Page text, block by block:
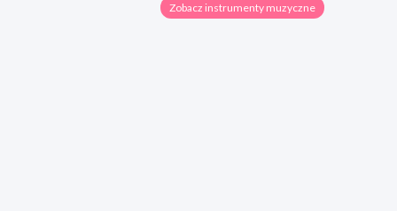
Zobacz instrumenty muzyczne